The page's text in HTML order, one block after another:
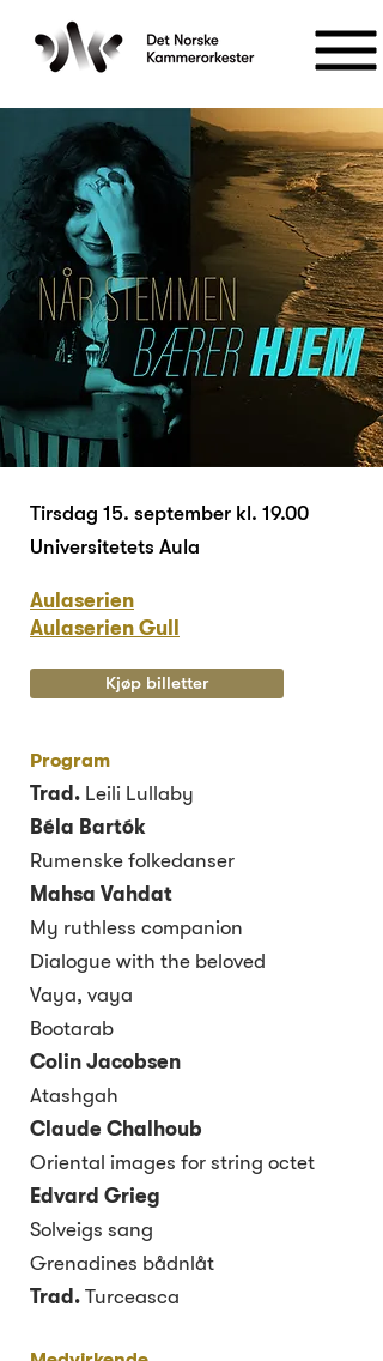
Tirsdag 15. september kl. 19.00
Universitetets Aula
Aulaserien
Aulaserien Gull
Kjøp billetter
Program
Trad. Leili Lullaby
Béla Bartók
Rumenske folkedanser
Mahsa Vahdat
My ruthless companion
Dialogue with the beloved
Vaya, vaya
Bootarab
Colin Jacobsen
Atashgah
Claude Chalhoub
Oriental images for string octet
Edvard Grieg
Solveigs sang
Grenadines bådnlåt
Trad. Turceasca